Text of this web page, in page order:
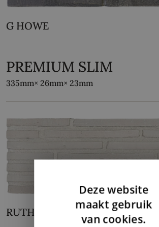
G HOWE
PREMIUM SLIM
335mm× 26mm× 23mm
RUTHERFORD
Deze website
maakt gebruik
van cookies.